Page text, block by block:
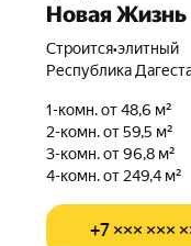
Новая Жизнь
Строится•элитный
Республика
1-комн. от 48,6 м²
2-комн. от 59,5 м²
3-комн. от 96,8 м²
4-комн. от 249,4 м²
+7 ××× ×××